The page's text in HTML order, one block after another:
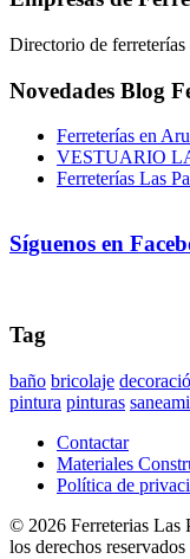
Directorio de ferreterías
Novedades Blog
Ferreterías en
VESTUARIO
Ferreterías Las
Síguenos en
Tag
baño bricolaje
pintura pinturas
Contactar
Materiales
Política de
© 2026 Ferreterias Las
los derechos reservados